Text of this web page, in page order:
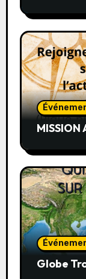
MISSION
Globe